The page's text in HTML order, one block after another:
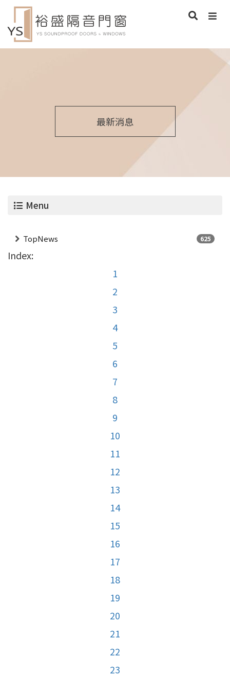
最新消息
Menu
TopNews 625
Index:
1
2
3
4
5
6
7
8
9
10
11
12
13
14
15
16
17
18
19
20
21
22
23